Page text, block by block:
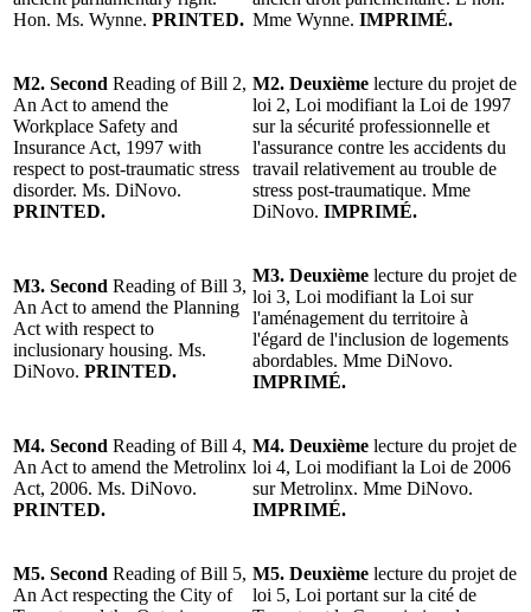
Hon. Ms. Wynne. PRINTED. Mme Wynne. IMPRIMÉ.
M2. Second Reading of Bill 2,
An Act to amend the
Workplace Safety and
Insurance Act, 1997 with
respect to post-traumatic stress
disorder. Ms. DiNovo.
PRINTED.
M2. Deuxième lecture du projet de
loi 2, Loi modifiant la Loi de 1997
sur la sécurité professionnelle et
l'assurance contre les accidents du
travail relativement au trouble de
stress post-traumatique. Mme
DiNovo. IMPRIMÉ.
M3. Second Reading of Bill 3,
An Act to amend the Planning
Act with respect to
inclusionary housing. Ms.
DiNovo. PRINTED.
M3. Deuxième lecture du projet de
loi 3, Loi modifiant la Loi sur
l'aménagement du territoire à
l'égard de l'inclusion de logements
abordables. Mme DiNovo.
IMPRIMÉ.
M4. Second Reading of Bill 4,
An Act to amend the Metrolinx
Act, 2006. Ms. DiNovo.
PRINTED.
M4. Deuxième lecture du projet de
loi 4, Loi modifiant la Loi de 2006
sur Metrolinx. Mme DiNovo.
IMPRIMÉ.
M5. Second Reading of Bill 5,
An Act respecting the City of
M5. Deuxième lecture du projet de
loi 5, Loi portant sur la cité de